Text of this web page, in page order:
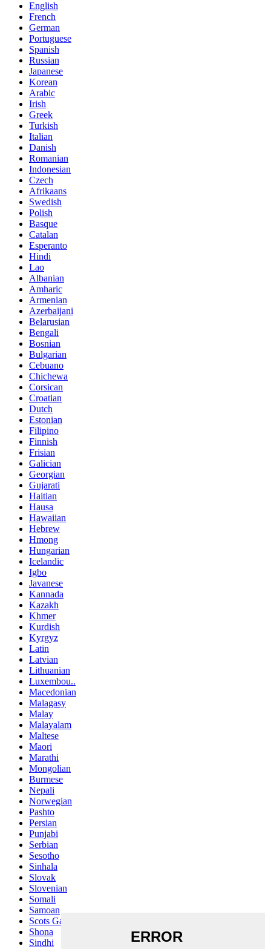
English
French
German
Portuguese
Spanish
Russian
Japanese
Korean
Arabic
Irish
Greek
Turkish
Italian
Danish
Romanian
Indonesian
Czech
Afrikaans
Swedish
Polish
Basque
Catalan
Esperanto
Hindi
Lao
Albanian
Amharic
Armenian
Azerbaijani
Belarusian
Bengali
Bosnian
Bulgarian
Cebuano
Chichewa
Corsican
Croatian
Dutch
Estonian
Filipino
Finnish
Frisian
Galician
Georgian
Gujarati
Haitian
Hausa
Hawaiian
Hebrew
Hmong
Hungarian
Icelandic
Igbo
Javanese
Kannada
Kazakh
Khmer
Kurdish
Kyrgyz
Latin
Latvian
Lithuanian
Luxembou..
Macedonian
Malagasy
Malay
Malayalam
Maltese
Maori
Marathi
Mongolian
Burmese
Nepali
Norwegian
Pashto
Persian
Punjabi
Serbian
Sesotho
Sinhala
Slovak
Slovenian
Somali
Samoan
Scots Gaelic
Shona
Sindhi